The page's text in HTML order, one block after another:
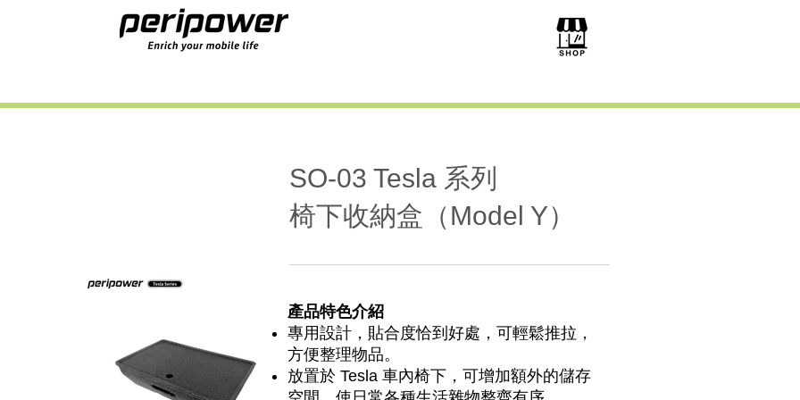
產品特色介紹
專用設計，貼合度恰到好處，可輕鬆推拉，
方便整理物品。
放置於 Tesla 車內椅下，可增加額外的儲存
SO-03 Tesla 系列
椅下收納盒（Model Y）